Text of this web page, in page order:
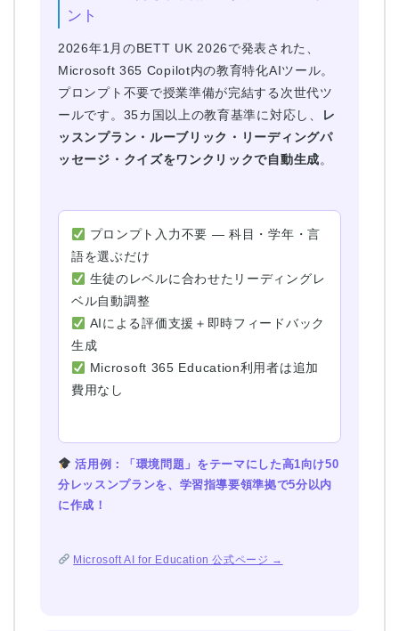
ント
2026年1月のBETT UK 2026で発表された、
Microsoft 365 Copilot内の教育特化AIツール。
プロンプト不要で授業準備が完結する次世代ツ
ールです。35カ国以上の教育基準に対応し、
レ
ッスンプラン・ルーブリック・リーディングパ
ッセージ・クイズをワンクリックで自動生成。
プロンプト入力不要 — 科目・学年・言
語を選ぶだけ
生徒のレベルに合わせたリーディングレ
ベル自動調整
AIによる評価支援＋即時フィードバック
生成
Microsoft 365 Education利用者は追加
費用なし
活用例：「環境問題」をテーマにした高1向け50
分レッスンプランを、学習指導要領準拠で5分以内
に作成！
Microsoft AI for Education 公式ページ →